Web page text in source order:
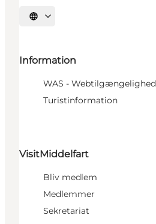
Vælg sprog
Information
WAS - Webtilgængelighed
Turistinformation
VisitMiddelfart
Bliv medlem
Medlemmer
Sekretariat